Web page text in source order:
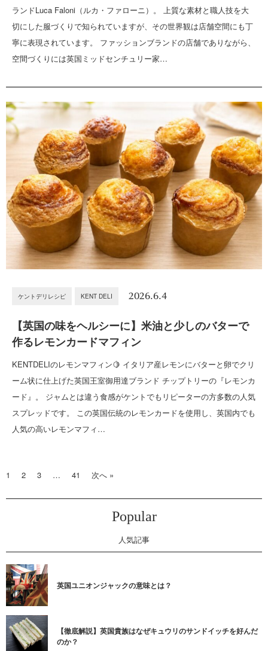
ランドLuca Faloni（ルカ・ファローニ）。 上質な素材と職人技を大
切にした服づくりで知られていますが、その世界観は店舗空間にも丁
寧に表現されています。 ファッションブランドの店舗でありながら、
空間づくりには英国ミッドセンチュリー家…
ケントデリレシピ KENT DELI 2026.6.4
【英国の味をヘルシーに】米油と少しのバターで
作るレモンカードマフィン
KENTDELIのレモンマフィン🍋 イタリア産レモンにバターと卵でクリ
ーム状に仕上げた英国王室御用達ブランド チップトリーの『レモンカ
ード』。 ジャムとは違う食感がケントでもリピーターの方多数の人気
スプレッドです。 この英国伝統のレモンカードを使用し、英国内でも
人気の高いレモンマフィ…
1 2 3 … 41 次へ »
Popular
人気記事
英国ユニオンジャックの意味とは？
【徹底解説】英国貴族はなぜキュウリのサンドイッチを好んだ
のか？